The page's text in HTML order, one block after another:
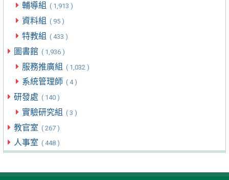
輔導組 ( 1,913 )
資料組 ( 95 )
特教組 ( 433 )
圖書館 ( 1,936 )
服務推廣組 ( 1,032 )
系統管理師 ( 4 )
研發處 ( 140 )
實驗研究組 ( 3 )
教官室 ( 267 )
人事室 ( 448 )